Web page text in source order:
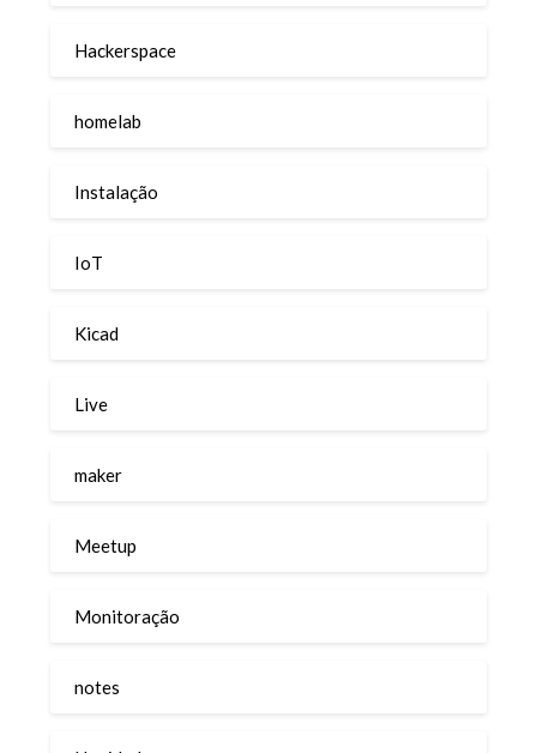
Hackerspace
homelab
Instalação
IoT
Kicad
Live
maker
Meetup
Monitoração
notes